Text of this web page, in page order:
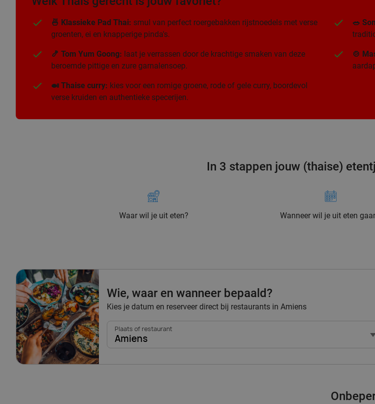
🍜 Klassieke Pad Thai: smul van perfect roergebakken rijstnoedels met verse
groenten, ei en knapperige pinda's.
🍤 Tom Yum Goong: laat je verrassen door de krachtige smaken van deze
beroemde pittige en zure garnalensoep.
🍛 Thaise curry: kies voor een romige groene, rode of gele curry, boordevol
verse kruiden en authentieke specerijen.
🥗
🍲
In 3 stappen jouw (thaise)
Waar wil je uit eten? Wanneer wil je uit eten
Wie, waar en wanneer bepaald?
Kies je datum en reserveer direct bij restaurants in Amiens
Plaats of restaurant
Amiens